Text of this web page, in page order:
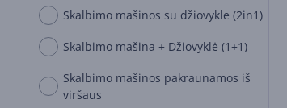
Skalbimo mašinos su džiovykle (2in1)
Skalbimo mašina + Džiovyklė (1+1)
Skalbimo mašinos pakraunamos iš
viršaus